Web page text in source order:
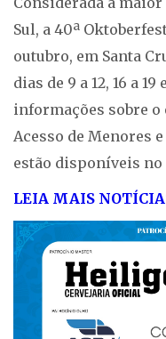
Sul, a 40ª
outubro, em Santa
dias de 9 a 12, 16 a
informações sobre o
Acesso de Menores
estão disponíveis no
LEIA MAIS